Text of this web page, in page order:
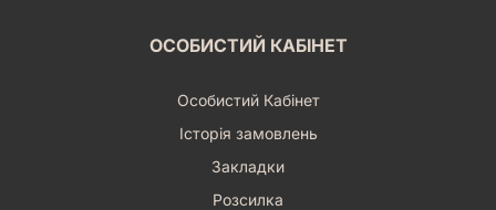
ОСОБИСТИЙ КАБІНЕТ
Особистий Кабінет
Історія замовлень
Закладки
Розсилка